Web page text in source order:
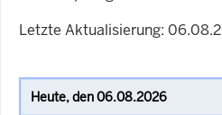
Letzte Aktualisierung: